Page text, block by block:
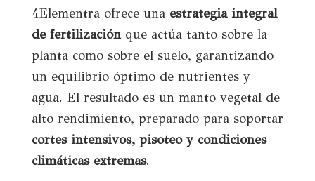
4Elementra ofrece una estrategia integral
de fertilizaciónque actúa tanto sobre la
planta como sobre el suelo, garantizando
un equilibrio óptimo de nutrientes y
agua. El resultado es un manto vegetal de
alto rendimiento, preparado para soportar
cortes intensivos, pisoteo y condiciones
climáticas extremas.